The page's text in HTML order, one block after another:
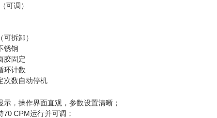
可调）
拆卸）
锈钢
胶固定
环计数
次数自动停机
示，操作界面直观，参数设置清晰；
CPM运行并可调；